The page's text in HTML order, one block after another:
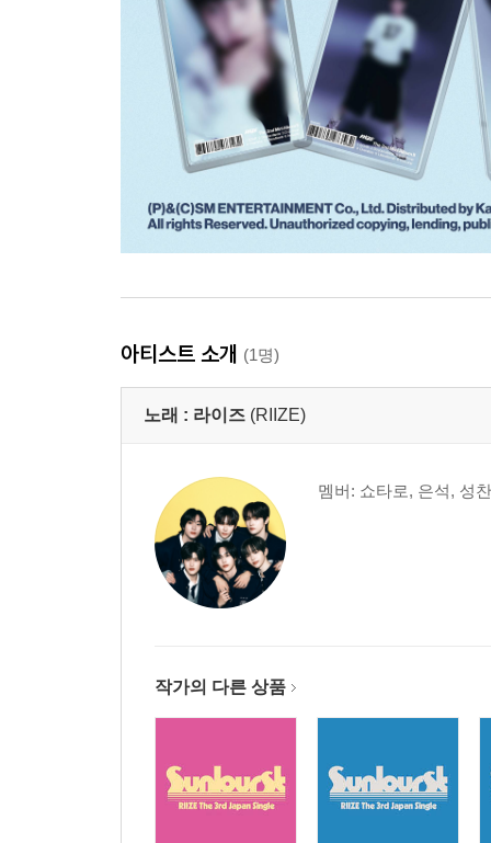
아티스트 소개 (1명)
노래 : 라이즈 (RIIZE)
멤버: 쇼타로, 은석, 성
작가의 다른 상품